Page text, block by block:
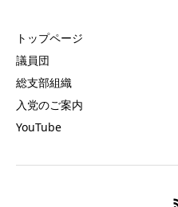
トップページ
議員団
総支部組織
入党のご案内
YouTube